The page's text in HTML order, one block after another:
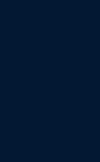
务。这家酒店的